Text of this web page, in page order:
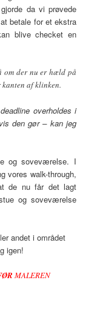
da vi prøvede
betale for et ekstra
blive checket en
om der nu er hæld på
kanten af klinken.
overholdes i
den gør – kan jeg
og soveværelse. I
vores walk-through,
de nu får det lagt
og soveværelse
andet i området
igen!
MALEREN